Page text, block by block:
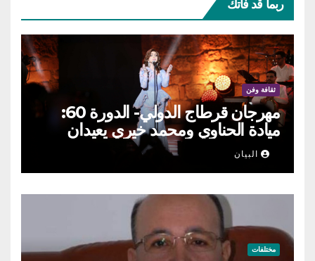
ربما قد فاتك
ثقافة وفن
مهرجان قرطاج الدولي- الدورة 60:
ميادة الحناوي ومحمد خيري يعيدان
الطرب السوري إلى ركح قرطاج
البيان
مختلفات